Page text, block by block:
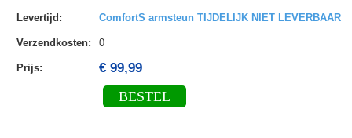
Levertijd : ComfortS armsteun TIJDELIJK NIET LEVERBAAR
Verzendkosten: 0
Prijs: € 99,99
BESTEL